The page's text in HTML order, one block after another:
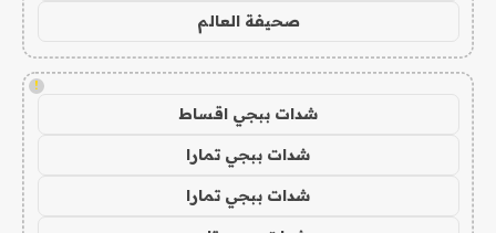
صحيفة العالم
!
شدات ببجي اقساط
شدات ببجي تمارا
شدات ببجي تمارا